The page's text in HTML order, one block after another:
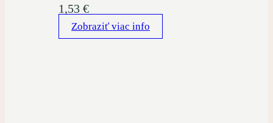
1,53 €
Zobraziť viac info